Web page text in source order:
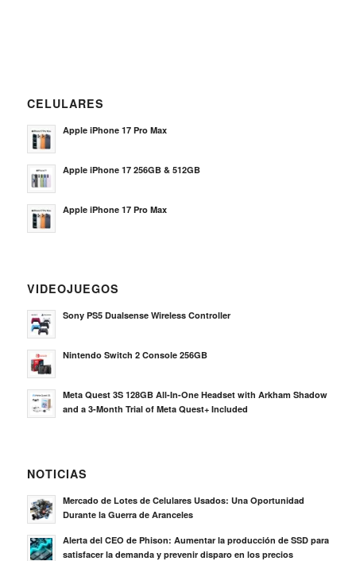
CELULARES
Apple iPhone 17 Pro Max
Apple iPhone 17 256GB & 512GB
Apple iPhone 17 Pro Max
VIDEOJUEGOS
Sony PS5 Dualsense Wireless Controller
Nintendo Switch 2 Console 256GB
Meta Quest 3S 128GB All-In-One Headset with Arkham Shadow
and a 3-Month Trial of Meta Quest+ Included
NOTICIAS
Mercado de Lotes de Celulares Usados: Una Oportunidad
Durante la Guerra de Aranceles
Alerta del CEO de Phison: Aumentar la producción de SSD para
satisfacer la demanda y prevenir disparo en los precios